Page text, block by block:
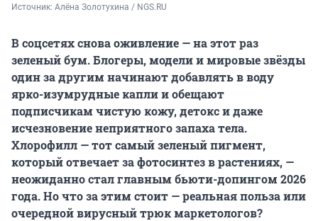
Источник: Алёна Золотухина / NGS.RU
В соцсетях снова оживление — на этот раз
зеленый бум. Блогеры, модели и мировые звёзды
один за другим начинают добавлять в воду
ярко-изумрудные капли и обещают
подписчикам чистую кожу, детокс и даже
исчезновение неприятного запаха тела.
Хлорофилл — тот самый зеленый пигмент,
который отвечает за фотосинтез в растениях, —
неожиданно стал главным бьюти-допингом 2026
года. Но что за этим стоит — реальная польза или
очередной вирусный трюк маркетологов?